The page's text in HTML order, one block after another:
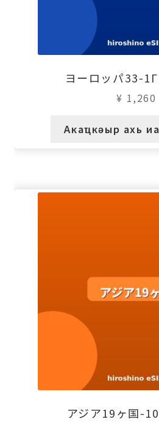
ヨーロッパ33-
¥ 1,260
Акаҵкәыр ахь
アジア19ヶ国-